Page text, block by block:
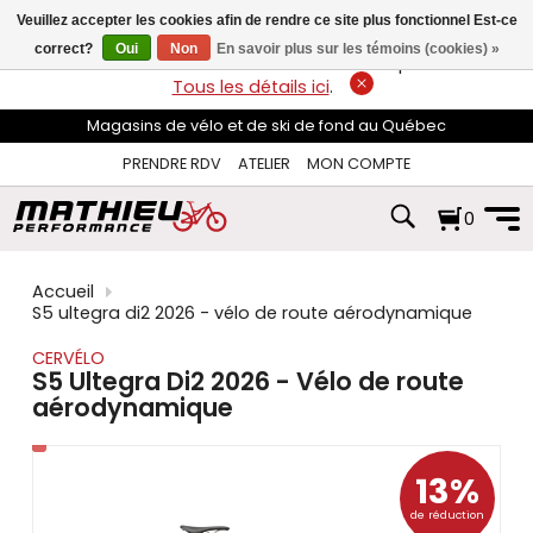
flèches
haut
et
pour
sélectionner
disponible.
Appuyez
pour
accéder
au
résultat
de
recherche
sélectionné.
LIVRAISON GRATUITEsur les commandes de plus de 74$*.
Tous les détails ici.
Magasins de vélo et de ski de fond au Québec
PRENDRE RDV
ATELIER MON COMPTE
0
Accueil
S5 ultegra di2 2026 - vélo de route aérodynamique
CERVÉLO
S5 Ultegra Di2 2026 - Vélo de route
aérodynamique
13%
de réduction
Veuillez accepter les cookies afin de rendre ce site plus fonctionnel Est-ce
correct?
Oui Non En savoir plus sur les témoins (cookies) »